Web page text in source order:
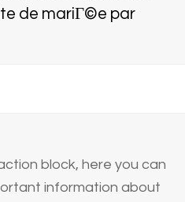
de mariГ©e par
block, here you can
information about